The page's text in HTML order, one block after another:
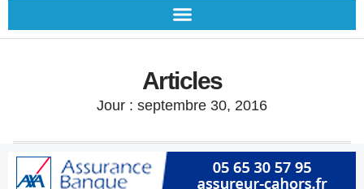
Articles
Jour : septembre 30, 2016